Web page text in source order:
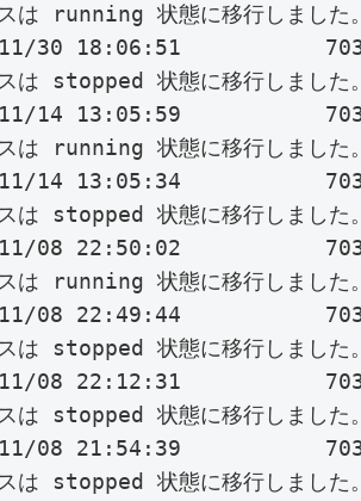
ビスは running
11/30 18:06:51
ビスは stopped
11/14 13:05:59
ビスは running
11/14 13:05:34
ビスは stopped
11/08 22:50:02
ビスは running
11/08 22:49:44
ビスは stopped
11/08 22:12:31
ビスは stopped
11/08 21:54:39
ビスは stopped